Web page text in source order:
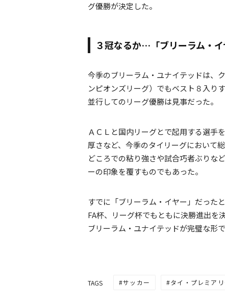
グ優勝が決定した。
３冠なるか…「ブリーラム・
今季のブリーラム・ユナイテッドは、
ンピオンズリーグ）でもベスト８入り
並行してのリーグ優勝は見事だった。
ＡＣＬと国内リーグとで起用する選手
厚さなど、今季のタイリーグにおいて
どころでの粘り強さや試合巧者ぶりな
ーの印象を覆すものでもあった。
すでに「ブリーラム・イヤー」だった
FA杯、リーグ杯でもともに決勝進出を
ブリーラム・ユナイテッドが完璧な形
TAGS サッカー タイ・プレミア